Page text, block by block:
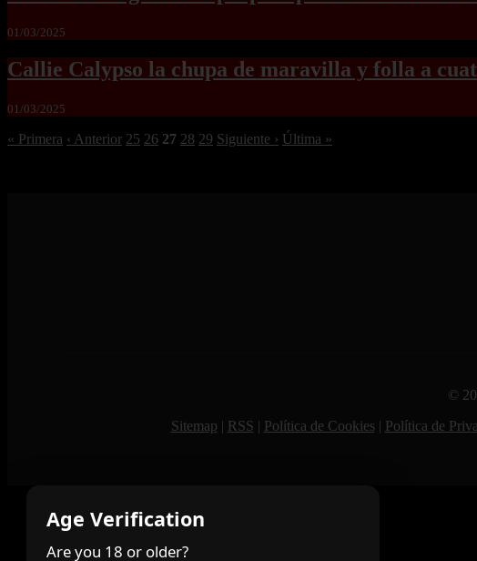
01/03/2025
Callie Calypso la chupa de maravilla y folla a
01/03/2025
« Primera ‹ Anterior 25 26 27 28 29 Siguiente › Última »
©
Sitemap | RSS | Política de Cookies| Política de
Age Verification
Are you 18 or older?